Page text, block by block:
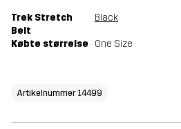
Trek Stretch
Belt
Black
Købte størrelse One Size
Artikelnummer 14499